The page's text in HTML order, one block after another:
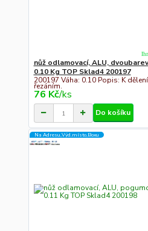
nůž odlamovací, ALU,
0.10 Kg TOP Sklad4 200197
200197 Váha: 0.10 Popis: K
řezáním.
76 Kč/ks
Do košíku
Na Adresu,Výd.místo,Boxu